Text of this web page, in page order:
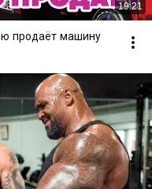
19:21
продаёт машину